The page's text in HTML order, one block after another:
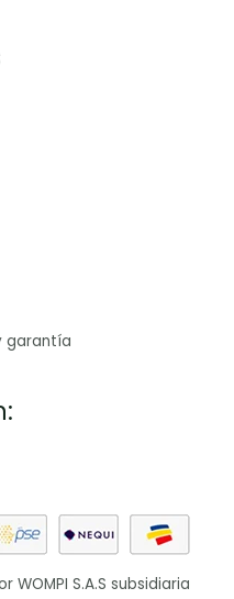
garantía
S.A.S subsidiaria